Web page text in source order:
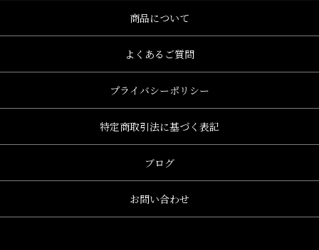
商品について
よくあるご質問
プライバシーポリシー
特定商取引法に基づく表記
ブログ
お問い合わせ